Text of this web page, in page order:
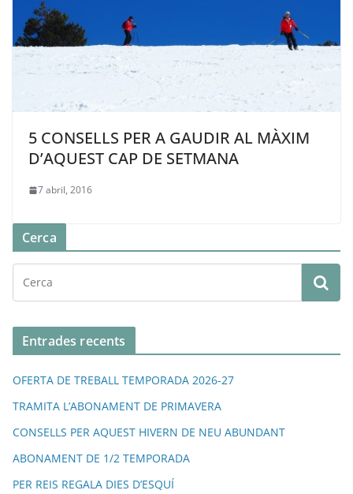
5 CONSELLS PER A GAUDIR AL MÀXIM
D’AQUEST CAP DE SETMANA
7 abril, 2016
Cerca
Entrades recents
OFERTA DE TREBALL TEMPORADA 2026-27
TRAMITA L’ABONAMENT DE PRIMAVERA
CONSELLS PER AQUEST HIVERN DE NEU ABUNDANT
ABONAMENT DE 1/2 TEMPORADA
PER REIS REGALA DIES D’ESQUÍ